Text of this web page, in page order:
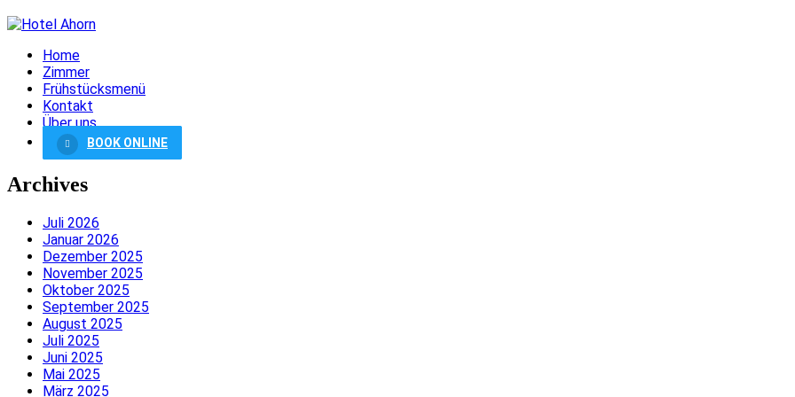
Home
Zimmer
Frühstücksmenü
Kontakt
Über uns
BOOK ONLINE
Archives
Juli 2026
Januar 2026
Dezember 2025
November 2025
Oktober 2025
September 2025
August 2025
Juli 2025
Juni 2025
Mai 2025
März 2025